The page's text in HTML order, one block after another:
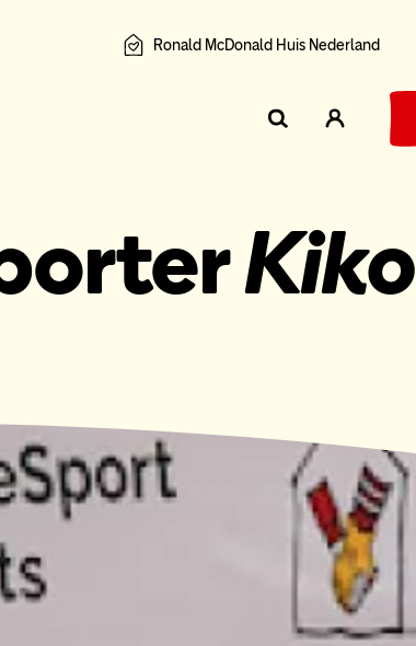
Ronald McDonald Huis Nederland
Kiko